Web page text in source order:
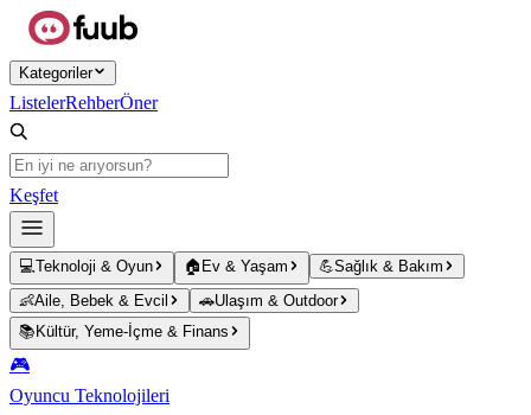
Ana içeriğe atla
Kategoriler
ListelerRehberÖner
Keşfet
💻Teknoloji & Oyun 🏠 Ev & Yaşam 💪Sağlık & Bakım
👶Aile, Bebek & Evcil 🚗Ulaşım & Outdoor
📚 Kültür, Yeme-İçme & Finans
🎮
Oyuncu Teknolojileri